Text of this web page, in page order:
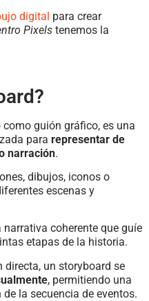
digital para crear
Pixels tenemos la
guión gráfico, es una
para representar de
narración.
dibujos, iconos o
escenas y
coherente que guíe
etapas de la historia.
directa, un storyboard se
, permitiendo una
la secuencia de eventos.